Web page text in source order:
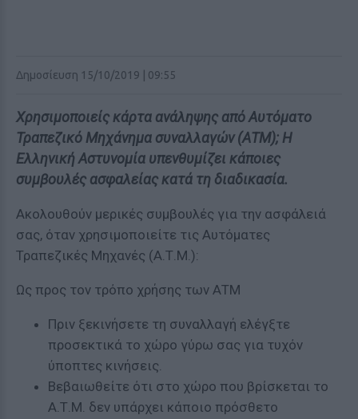
Δημοσίευση 15/10/2019 | 09:55
Χρησιμοποιείς κάρτα ανάληψης από Αυτόματο
Τραπεζικό Μηχάνημα συναλλαγών (ΑΤΜ); Η
Ελληνική Αστυνομία υπενθυμίζει κάποιες
συμβουλές ασφαλείας κατά τη διαδικασία.
Ακολουθούν μερικές συμβουλές για την ασφάλειά
σας, όταν χρησιμοποιείτε τις Αυτόματες
Τραπεζικές Μηχανές (Α.Τ.Μ.):
Ως προς τον τρόπο χρήσης των ΑΤΜ
Πριν ξεκινήσετε τη συναλλαγή ελέγξτε
προσεκτικά το χώρο γύρω σας για τυχόν
ύποπτες κινήσεις.
Βεβαιωθείτε ότι στο χώρο που βρίσκεται το
Α.Τ.Μ. δεν υπάρχει κάποιο πρόσθετο